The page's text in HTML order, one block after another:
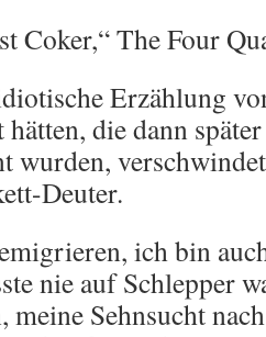
Coker,“ The Four
Erzählung
hätten, die dann
wurden,
Deuter.
ich bin
nie auf Schlepper
meine Sehnsucht